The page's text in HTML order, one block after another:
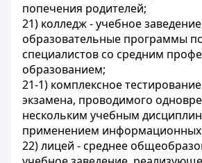
попечения родителей;
21) колледж - учебное
образовательные программы
специалистов со средним
образованием;
21-1) комплексное
экзамена, проводимого
нескольким учебным
применением информационных
22) лицей - среднее